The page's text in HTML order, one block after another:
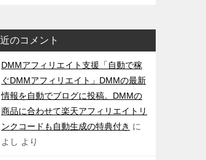
のコメント
DMMアフィリエイト支援「自動で稼
ぐDMMアフィリエイト」DMMの最新
情報を自動でブログに投稿。DMMの
商品に合わせて楽天アフィリエイトリ
ンクコードも自動生成の特典付き に
よし より